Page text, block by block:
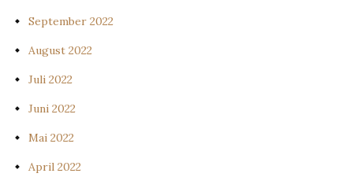
September 2022
August 2022
Juli 2022
Juni 2022
Mai 2022
April 2022